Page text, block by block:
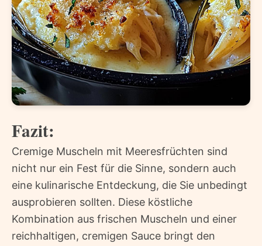
Fazit:
Cremige Muscheln mit Meeresfrüchten sind
nicht nur ein Fest für die Sinne, sondern auch
eine kulinarische Entdeckung, die Sie unbedingt
ausprobieren sollten. Diese köstliche
Kombination aus frischen Muscheln und einer
reichhaltigen, cremigen Sauce bringt den